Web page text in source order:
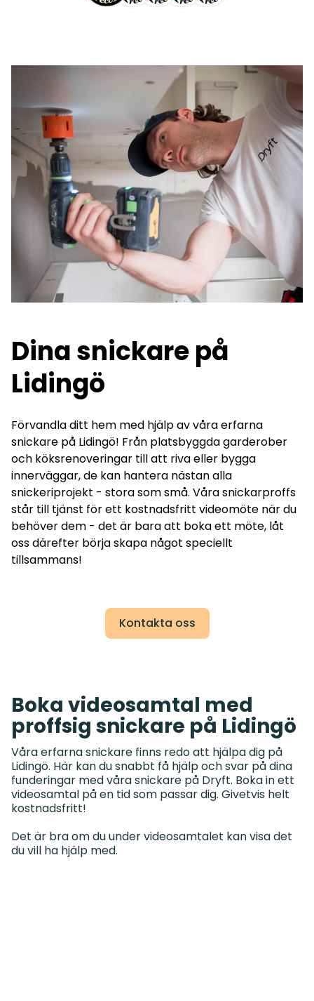
Dina snickare på
Lidingö
Förvandla ditt hem med hjälp av våra erfarna
snickare på Lidingö! Från platsbyggda garderober
och köksrenoveringar till att riva eller bygga
innerväggar, de kan hantera nästan alla
snickeriprojekt - stora som små. Våra snickarproffs
står till tjänst för ett kostnadsfritt videomöte när du
behöver dem - det är bara att boka ett möte, låt
oss därefter börja skapa något speciellt
tillsammans!
Kontakta oss
Boka videosamtal med
proffsig snickare på Lidingö
Våra erfarna snickare finns redo att hjälpa dig på
Lidingö. Här kan du snabbt få hjälp och svar på dina
funderingar med våra snickare på Dryft. Boka in ett
videosamtal på en tid som passar dig. Givetvis helt
kostnadsfritt!
Det är bra om du under videosamtalet kan visa det